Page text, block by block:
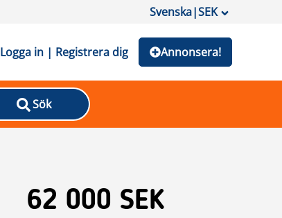
Svenska|SEK
Logga in | Registrera dig Annonsera!
Sök
62 000 SEK